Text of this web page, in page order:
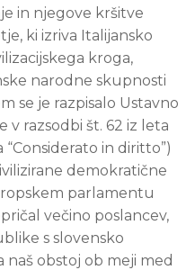
in njegove kršitve
ki izriva Italijansko
kroga,
narodne skupnosti
se je razpisalo Ustavno
v razsodbi št. 62 iz leta
in diritto”)
demokratične
parlamentu
večino poslancev,
s slovensko
obstoj ob meji med